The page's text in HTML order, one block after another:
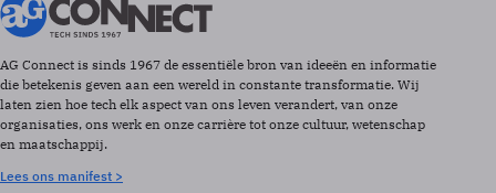
AG Connect is sinds 1967 de essentiële bron van ideeën en informatie
die betekenis geven aan een wereld in constante transformatie. Wij
laten zien hoe tech elk aspect van ons leven verandert, van onze
organisaties, ons werk en onze carrière tot onze cultuur, wetenschap
en maatschappij.
Lees ons manifest >